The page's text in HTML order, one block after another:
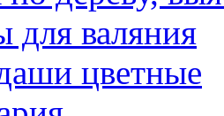
для валяния
цветные